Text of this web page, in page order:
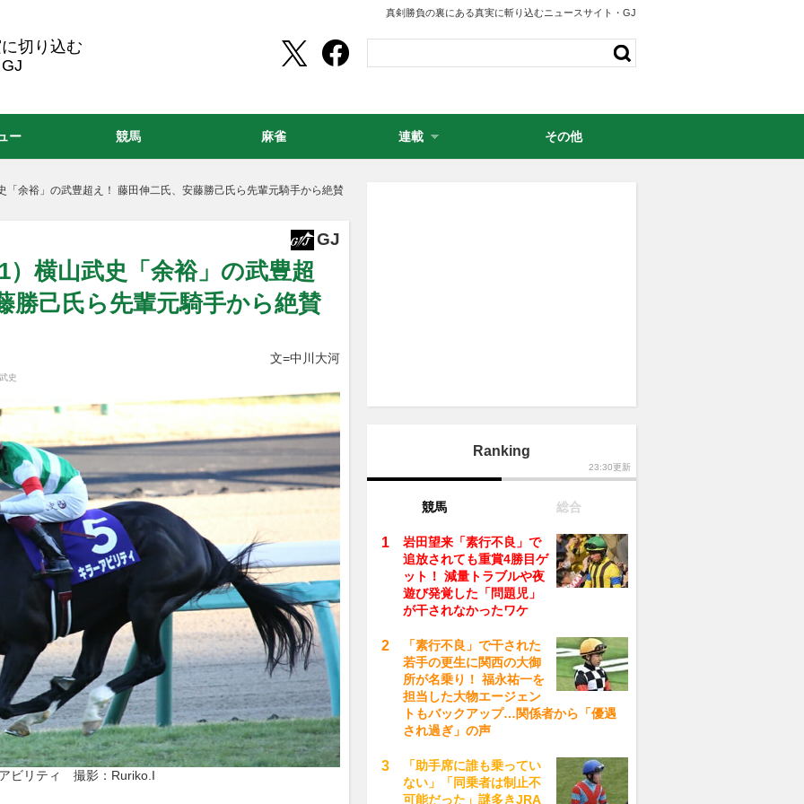
真剣勝負の裏にある真実に斬り込むニュースサイト・GJ
切り込む
「余裕」の武豊超え！ 藤田伸二氏、安藤勝己氏ら先輩元騎手から絶賛
GJ
横山武史「余裕」の武豊超
勝己氏ら先輩元騎手から絶賛
文=中川大河
史
ビリティ　撮影：Ruriko.I
Ranking
23:30更新
競馬 総合
岩田望来「素行不良」で
追放されても重賞4勝目ゲ
ット！ 減量トラブルや夜
遊び発覚した「問題児」
が干されなかったワケ
「素行不良」で干された
若手の更生に関西の大御
所が名乗り！ 福永祐一を
担当した大物エージェン
トもバックアップ…関係者から「優遇
され過ぎ」の声
「助手席に誰も乗ってい
ない」「同乗者は制止不
可能だった」謎多きJRA
ー 競馬 麻雀 連載 その他